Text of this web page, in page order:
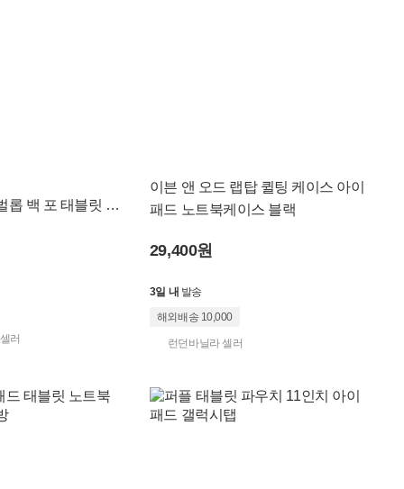
롭 백 포 태블릿 빈
러
이븐 앤 오드 랩탑 퀼팅 케이스 아이
패드 노트북케이스 블랙
29,400원
3일 내 발송
해외배송 10,000
런던바닐라 셀러